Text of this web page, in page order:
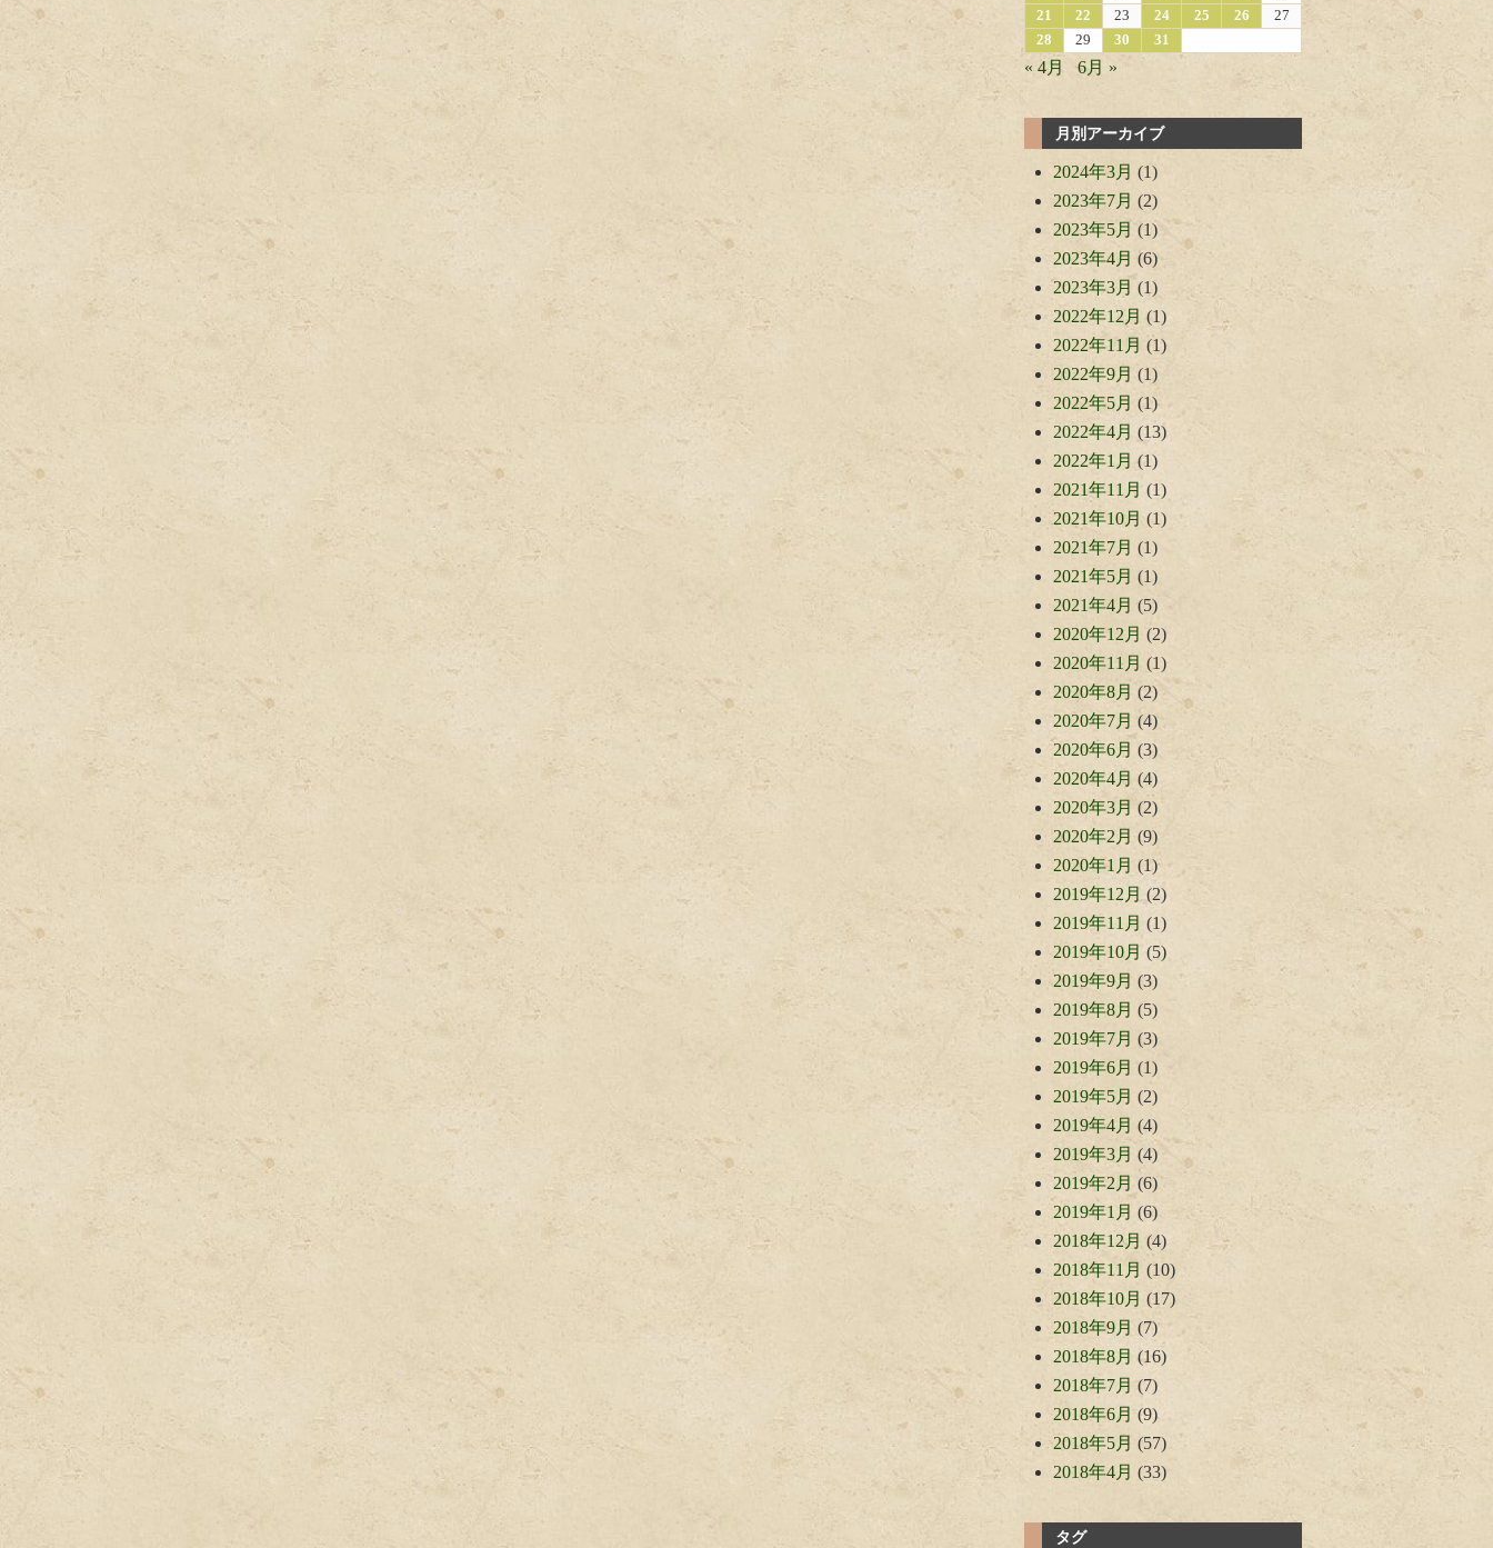
21
22 23 24 25 26
27
28
29 30 31
« 4月 6月 »
月別アーカイブ
2024年3月 (1)
2023年7月 (2)
2023年5月 (1)
2023年4月 (6)
2023年3月 (1)
2022年12月 (1)
2022年11月 (1)
2022年9月 (1)
2022年5月 (1)
2022年4月 (13)
2022年1月 (1)
2021年11月 (1)
2021年10月 (1)
2021年7月 (1)
2021年5月 (1)
2021年4月 (5)
2020年12月 (2)
2020年11月 (1)
2020年8月 (2)
2020年7月 (4)
2020年6月 (3)
2020年4月 (4)
2020年3月 (2)
2020年2月 (9)
2020年1月 (1)
2019年12月 (2)
2019年11月 (1)
2019年10月 (5)
2019年9月 (3)
2019年8月 (5)
2019年7月 (3)
2019年6月 (1)
2019年5月 (2)
2019年4月 (4)
2019年3月 (4)
2019年2月 (6)
2019年1月 (6)
2018年12月 (4)
2018年11月 (10)
2018年10月 (17)
2018年9月 (7)
2018年8月 (16)
2018年7月 (7)
2018年6月 (9)
2018年5月 (57)
2018年4月 (33)
タグ